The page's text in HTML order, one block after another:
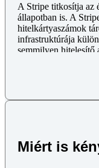
A Stripe titkosítja az
állapotban is. A
hitelkártyaszámok
infrastruktúrája
semmilyen hitelesítő
A Stripe nulla
hozzáférés-
Miért is